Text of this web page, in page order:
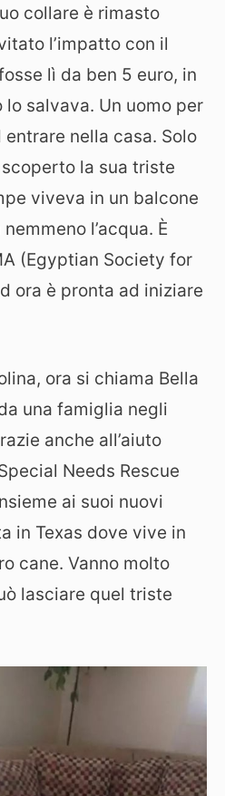
collare è rimasto
l’impatto con il
lì da ben 5 euro, in
salvava. Un uomo per
nella casa. Solo
la sua triste
viveva in un balcone
l’acqua. È
(Egyptian Society for
ora è pronta ad iniziare
ora si chiama Bella
una famiglia negli
anche all’aiuto
Needs Rescue
ai suoi nuovi
in Texas dove vive in
cane. Vanno molto
lasciare quel triste